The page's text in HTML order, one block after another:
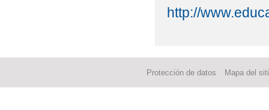
http://
Protección de datos Mapa del